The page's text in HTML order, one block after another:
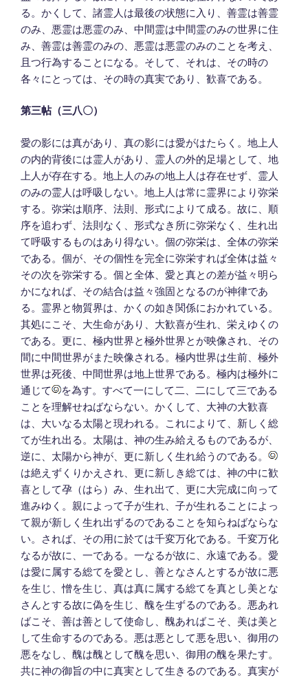
る。かくして、諸霊人は最後の状態に入り、善霊は善霊
のみ、悪霊は悪霊のみ、中間霊は中間霊のみの世界に住
み、善霊は善霊のみの、悪霊は悪霊のみのことを考え、
且つ行為することになる。そして、それは、その時の
各々にとっては、その時の真実であり、歓喜である。
第三帖（三八〇）
愛の影には真があり、真の影には愛がはたらく。地上人
の内的背後には霊人があり、霊人の外的足場として、地
上人が存在する。地上人のみの地上人は存在せず、霊人
のみの霊人は呼吸しない。地上人は常に霊界により弥栄
する。弥栄は順序、法則、形式によりて成る。故に、順
序を追わず、法則なく、形式なき所に弥栄なく、生れ出
て呼吸するものはあり得ない。個の弥栄は、全体の弥栄
である。個が、その個性を完全に弥栄すれば全体は益々
その次を弥栄する。個と全体、愛と真との差が益々明ら
かになれば、その結合は益々強固となるのが神律であ
る。霊界と物質界は、かくの如き関係におかれている。
其処にこそ、大生命があり、大歓喜が生れ、栄えゆくの
である。更に、極内世界と極外世界とが映像され、その
間に中間世界がまた映像される。極内世界は生前、極外
世界は死後、中間世界は地上世界である。極内は極外に
通じて
を為す。すべて一にして二、二にして三である
ことを理解せねばならない。かくして、大神の大歓喜
は、大いなる太陽と現われる。これによりて、新しく総
てが生れ出る。太陽は、神の生み給えるものであるが、
逆に、太陽から神が、更に新しく生れ給うのである。
は絶えずくりかえされ、更に新しき総ては、神の中に歓
喜として孕（はら）み、生れ出て、更に大完成に向って
進みゆく。親によって子が生れ、子が生れることによっ
て親が新しく生れ出ずるのであることを知らねばならな
い。されば、その用に於ては千変万化である。千変万化
なるが故に、一である。一なるが故に、永遠である。愛
は愛に属する総てを愛とし、善となさんとするが故に悪
を生じ、憎を生じ、真は真に属する総てを真とし美とな
さんとする故に偽を生じ、醜を生ずるのである。悪あれ
ばこそ、善は善として使命し、醜あればこそ、美は美と
して生命するのである。悪は悪として悪を思い、御用の
悪をなし、醜は醜として醜を思い、御用の醜を果たす。
共に神の御旨の中に真実として生きるのである。真実が